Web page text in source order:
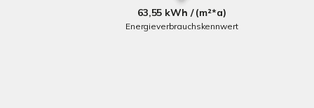
63,55 kWh / (m²*a)
Energieverbrauchskennwert